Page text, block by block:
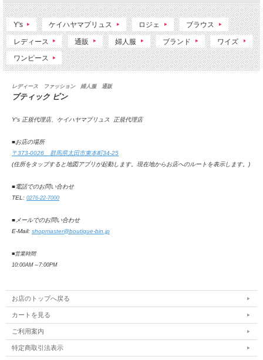
Y's ケイハヤマプリュス ロジェ ブラウス
レディース 通販 婦人服 ブランド ワイズ
ワンピース
レディース ファッション 婦人服 通販
ブティック ビン
Y's 正規代理店、ケイハヤマプリュス 正規代理店
■お店の場所
〒373-0026 群馬県太田市東本町34-25
(住所をタップすると地図アプリが起動します。 現在地からお店へのルートを表示します。 )
■電話でのお問い合わせ
TEL: 0276-22-7000
■メールでのお問い合わせ
E-Mail: shopmaster@boutique-bin.jp
■営業時間
10:00AM ～ 7:00PM
お店のトップへ戻る
カートを見る
ご利用案内
特定商取引法表示